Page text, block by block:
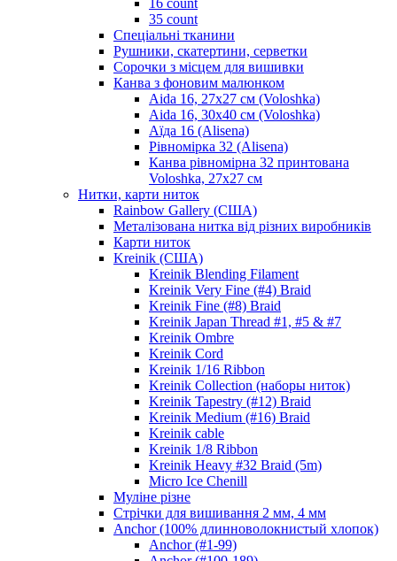
35 count
Спеціальні тканини
Рушники, скатертини, серветки
Сорочки з місцем для вишивки
Канва з фоновим малюнком
Aida 16, 27х27 см (Voloshka)
Aida 16, 30х40 см (Voloshka)
Аїда 16 (Alisena)
Рівномірка 32 (Alisena)
Канва рівномірна 32 принтована
Voloshka, 27х27 см
Нитки, карти ниток
Rainbow Gallery (США)
Металізована нитка від різних виробників
Карти ниток
Kreinik (США)
Kreinik Blending Filament
Kreinik Very Fine (#4) Braid
Kreinik Fine (#8) Braid
Kreinik Japan Thread #1, #5 & #7
Kreinik Ombre
Kreinik Cord
Kreinik 1/16 Ribbon
Kreinik Collection (наборы ниток)
Kreinik Tapestry (#12) Braid
Kreinik Medium (#16) Braid
Kreinik cable
Kreinik 1/8 Ribbon
Kreinik Heavy #32 Braid (5m)
Micro Ice Chenill
Муліне різне
Стрічки для вишивання 2 мм, 4 мм
Anchor (100% длинноволокнистый хлопок)
Anchor (#1-99)